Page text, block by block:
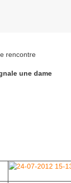
rencontre
une dame